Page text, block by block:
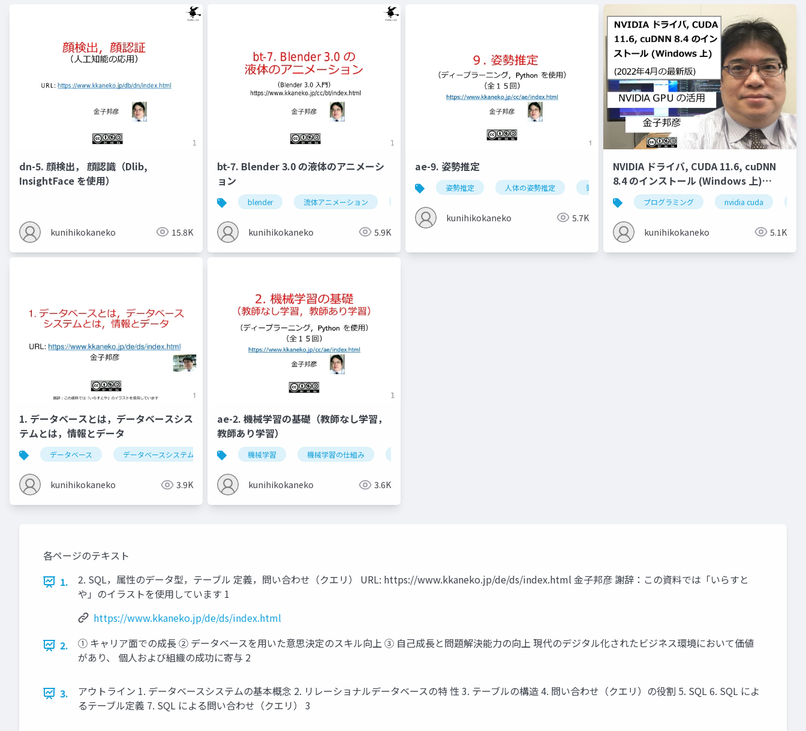
dn-5. 顔検出， 顔認識（Dlib,
InsightFace を使用）
kunihikokaneko 15.8K
bt-7. Blender 3.0 の液体のアニメーシ
ョン
blender 流体アニメーション ジオメトリ 流入口 ベイク
kunihikokaneko 5.9K
ae-9. 姿勢推定
姿勢推定 人体の姿勢推定 頭部の姿勢推定 オブジェクトの姿勢推定
kunihikokaneko 5.7K
NVIDIA ドライバ, CUDA 11.6, cuDNN
8.4 のインストール (Windows 上)
(2022年4月の最新版)
プログラミング nvidia cuda
kunihikokaneko 5.1K
1. データベースとは，データベースシス
テムとは，情報とデータ
データベース データベースシステム 情報とデータ データの種類 オープンデータ
kunihikokaneko 3.9K
ae-2. 機械学習の基礎（教師なし学習，
教師あり学習）
機械学習 機械学習の仕組み
kunihikokaneko 3.6K
各ページのテキスト
1.
2. SQL，属性のデータ型，テーブル 定義，問い合わせ（クエリ） URL: https://www.kkaneko.jp/de/ds/index.html 金子邦彦 謝辞：この資料では「いらすと
や」のイラストを使用しています 1
https://www.kkaneko.jp/de/ds/index.html
2.
① キャリア面での成長 ② データベースを用いた意思決定のスキル向上 ③ 自己成長と問題解決能力の向上 現代のデジタル化されたビジネス環境において価値
があり、 個人および組織の成功に寄与 2
3.
アウトライン 1. データベースシステムの基本概念 2. リレーショナルデータベースの特 性 3. テーブルの構造 4. 問い合わせ（クエリ）の役割 5. SQL 6. SQL によ
るテーブル定義 7. SQL による問い合わせ（クエリ） 3